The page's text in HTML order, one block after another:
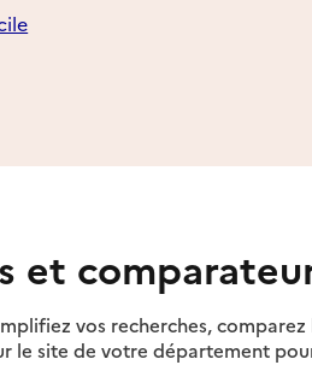
et
vos recherches, comparez
le site de votre département